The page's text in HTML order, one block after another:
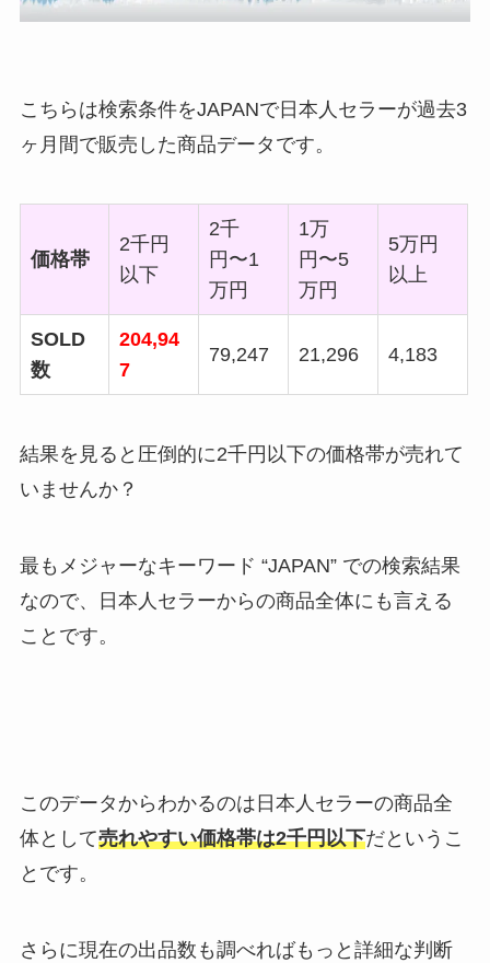
こちらは検索条件をJAPANで日本人セラーが過去3
ヶ月間で販売した商品データです。
価格帯
2千円
以下
2千
円〜1
万円
1万
円〜5
万円
5万円
以上
SOLD
数
204,94
7
79,247 21,296 4,183
結果を見ると圧倒的に2千円以下の価格帯が売れて
いませんか？
最もメジャーなキーワード “JAPAN” での検索結果
なので、日本人セラーからの商品全体にも言える
ことです。
このデータからわかるのは日本人セラーの商品全
体として売れやすい価格帯は2千円以下だというこ
とです。
さらに現在の出品数も調べればもっと詳細な判断